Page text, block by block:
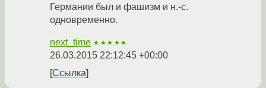
Германии был и фашизм и н.-с.
одновременно.
next_time ★★★★★
26.03.2015 22:12:45 +00:00
Ссылка